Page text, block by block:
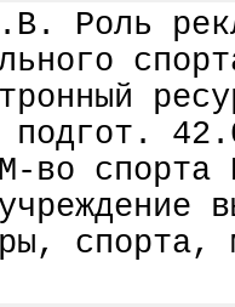
Роль
подгот.
во